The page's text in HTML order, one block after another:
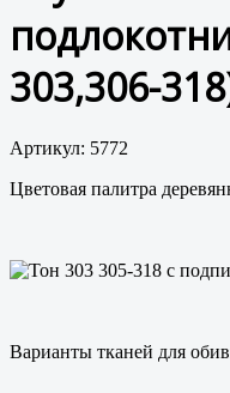
303,306-
Артикул: 5772
Цветовая палитра
Варианты тканей для